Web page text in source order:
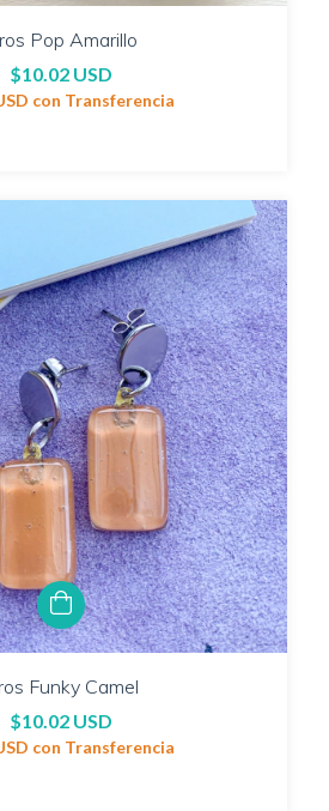
Pop Amarillo
$10.02 USD
con Transferencia
Funky Camel
$10.02 USD
con Transferencia